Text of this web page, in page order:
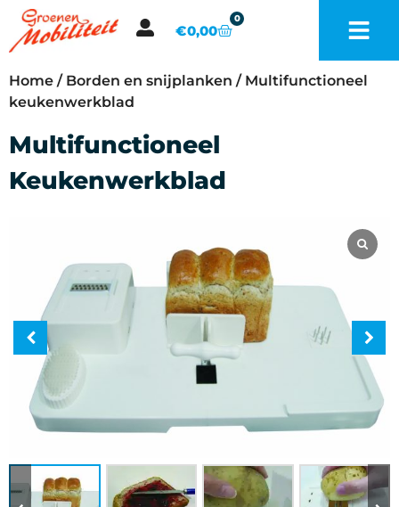
€0,00
0
Home / Borden en snijplanken / Multifunctioneel
keukenwerkblad
Multifunctioneel
Keukenwerkblad